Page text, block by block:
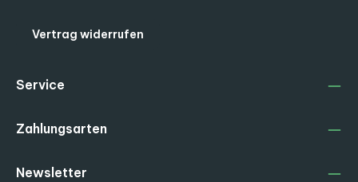
Vertrag widerrufen
Service
Zahlungsarten
Newsletter